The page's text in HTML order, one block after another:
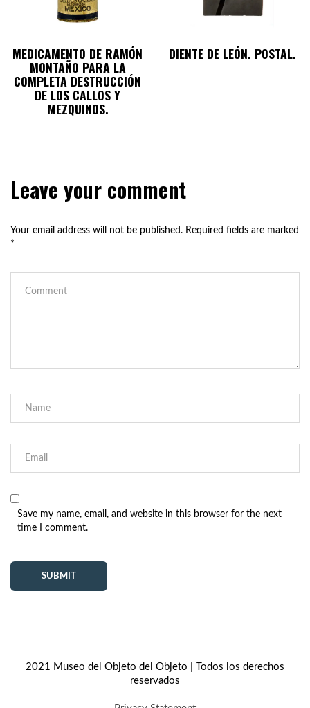
MEDICAMENTO DE RAMÓN
MONTAÑO PARA LA
COMPLETA DESTRUCCIÓN
DE LOS CALLOS Y
MEZQUINOS.
DIENTE DE LEÓN. POSTAL.
Leave your comment
Your email address will not be published. Required fields are marked
*
Save my name, email, and website in this browser for the next
time I comment.
2021 Museo del Objeto del Objeto | Todos los derechos
reservados